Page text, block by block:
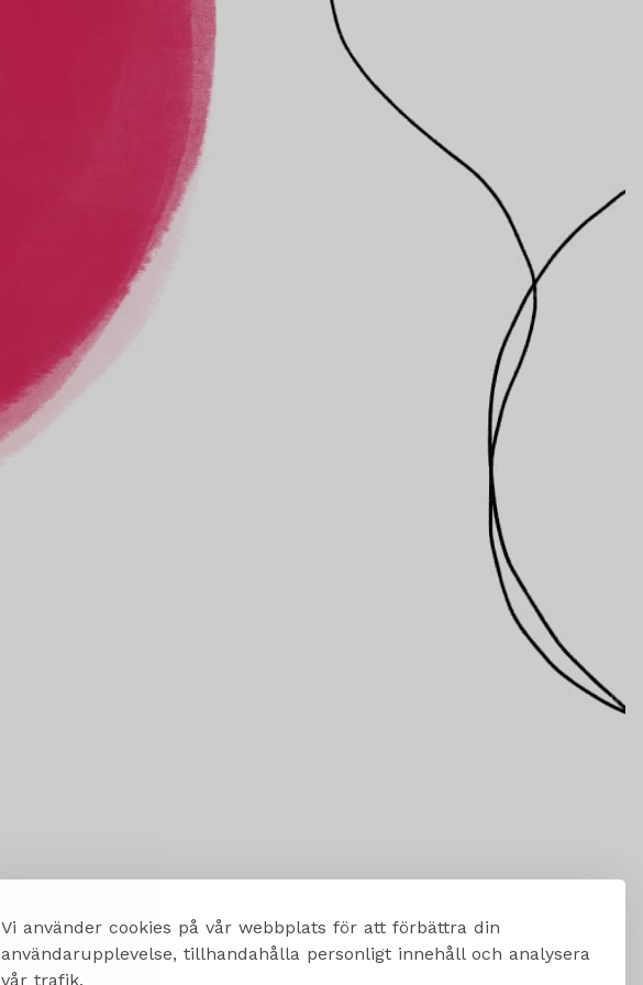
Vi använder cookies på vår webbplats för att förbättra din
användarupplevelse, tillhandahålla personligt innehåll och analysera
vår trafik.